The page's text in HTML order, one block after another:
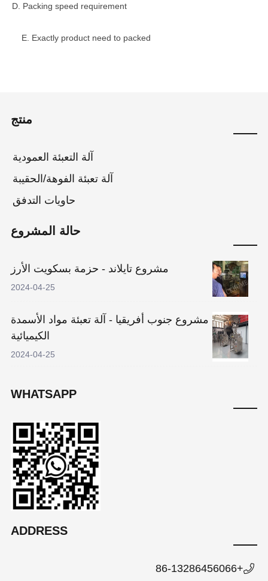
D. Packing speed requirement
E. Exactly product need to packed
منتج
آلة التعبئة العمودية
آلة تعبئة الفوهة/الحقيبة
حاويات التدفق
حالة المشروع
مشروع تايلاند - حزمة بسكويت الأرز
2024-04-25
مشروع جنوب أفريقيا - آلة تعبئة مواد الأسمدة
الكيميائية
2024-04-25
WHATSAPP
ADDRESS
+86-13286456066